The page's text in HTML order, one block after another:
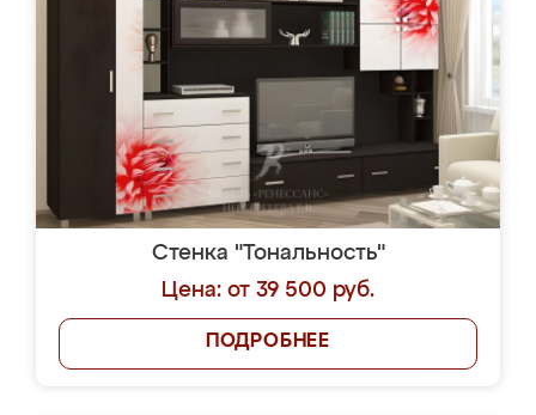
Стенка "Тональность"
Цена: от 39 500 руб.
ПОДРОБНЕЕ